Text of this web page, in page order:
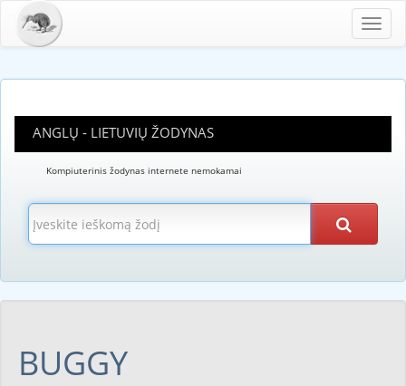
ANGLŲ - LIETUVIŲ ŽODYNAS
Kompiuterinis žodynas internete nemokamai
BUGGY